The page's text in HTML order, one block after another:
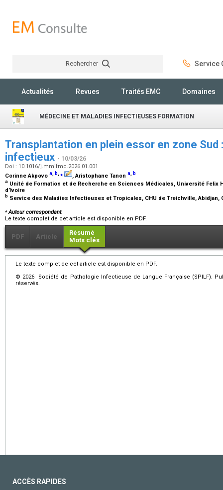
Rechercher Service
Actualités Revues Traités EMC Domaines
MÉDECINE ET MALADIES INFECTIEUSES FORMATION
Transplantation en plein essor en zone
infectieux - 10/03/26
Doi : 10.1016/j.mmifmc.2026.01.001
Corinne Akpovo a, b,⁎ , Aristophane Tanon a, b
a Unité de Formation et de Recherche en Sciences Médicales, Université Felix
d’Ivoire
b Service des Maladies Infectieuses et Tropicales, CHU de Treichville, Abidjan,
⁎Auteur correspondant.
Le texte complet de cet article est disponible en PDF.
PDF Article
Résumé
Mots clés
Le texte complet de cet article est disponible en PDF.
© 2026 Société de Pathologie Infectieuse de Langue Française (SPILF).
réservés.
ACCÈS RAPIDES